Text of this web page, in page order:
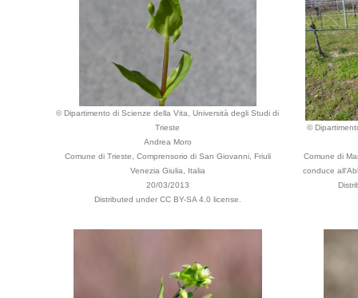
© Dipartimento di Scienze della Vita, Università degli Studi di
Trieste
Andrea Moro
Comune di Trieste, Comprensorio di San Giovanni, Friuli
Venezia Giulia, Italia
20/03/2013
Distributed under CC BY-SA 4.0 license.
©
Comune di
conduce